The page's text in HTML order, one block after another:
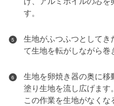
す。
5
生地がふつふつとしてき
て生地を転がしながら巻
6
生地を卵焼き器の奥に
塗り生地を流し広げます
この作業を生地がなくな